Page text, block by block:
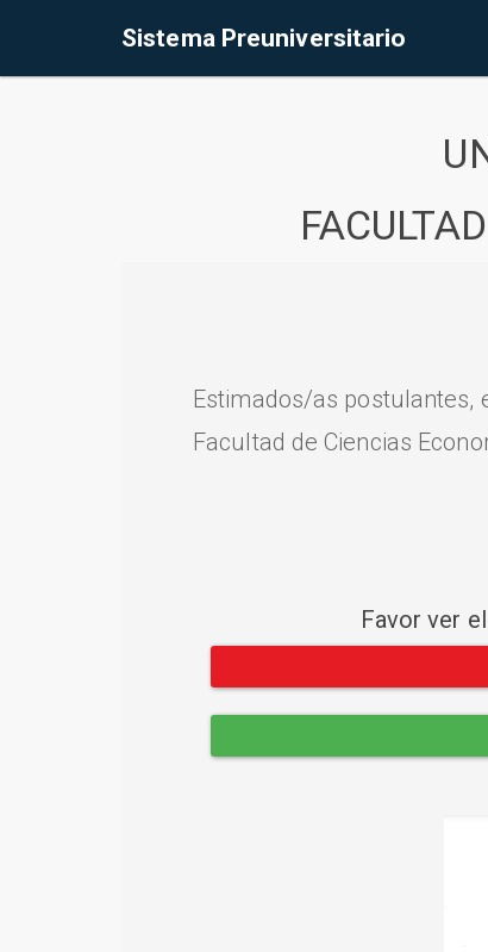
Sistema Preuniversitario
Estimados/as postulantes,
Facultad de Ciencias
Favor ver